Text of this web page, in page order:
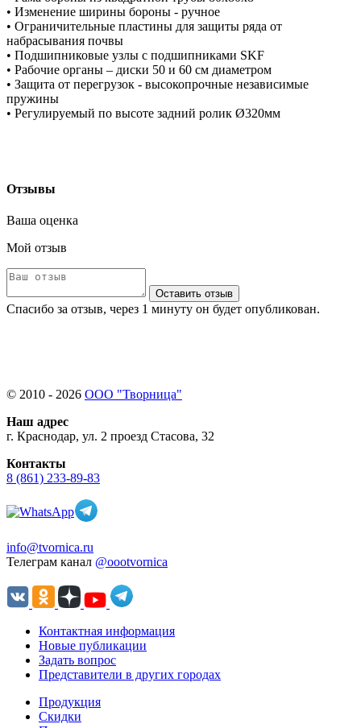
• Изменение ширины бороны - ручное
• Ограничительные пластины для защиты ряда от
набрасывания почвы
• Подшипниковые узлы с подшипниками SKF
• Рабочие органы – диски 50 и 60 см диаметром
• Защита от перегрузок - высокопрочные независимые
пружины
• Регулируемый по высоте задний ролик Ø320мм
Отзывы
Ваша оценка
Мой отзыв
Оставить отзыв
Спасибо за отзыв, через 1 минуту он будет опубликован.
© 2010 - 2026 ООО "Творница"
Наш адрес
г. Краснодар, ул. 2 проезд Стасова, 32
Контакты
8 (861) 233-89-83
info@tvornica.ru
Телеграм канал @oootvornica
Контактная информация
Новые публикации
Задать вопрос
Представители в других городах
Продукция
Скидки